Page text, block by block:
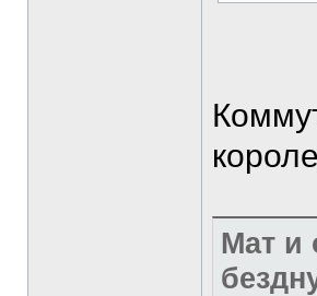
Мат и